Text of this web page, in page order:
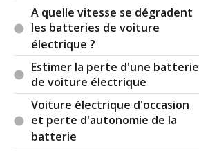
A quelle vitesse se dégradent
les batteries de voiture
électrique ?
Estimer la perte d'une batterie
de voiture électrique
Voiture électrique d'occasion
et perte d'autonomie de la
batterie